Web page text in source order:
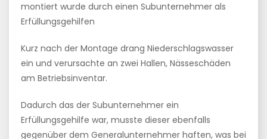
montiert wurde durch einen Subunternehmer als
Erfüllungsgehilfen
Kurz nach der Montage drang Niederschlagswasser
ein und verursachte an zwei Hallen, Nässeschäden
am Betriebsinventar.
Dadurch das der Subunternehmer ein
Erfüllungsgehilfe war, musste dieser ebenfalls
gegenüber dem Generalunternehmer haften, was bei